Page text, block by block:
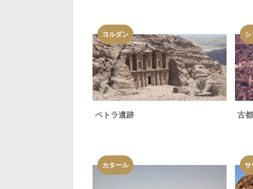
ヨルダン
ペトラ遺跡
シ
古
カタール サ